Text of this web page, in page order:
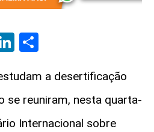
LinkedIn
a desertificação
se reuniram, nesta quarta-
Internacional sobre